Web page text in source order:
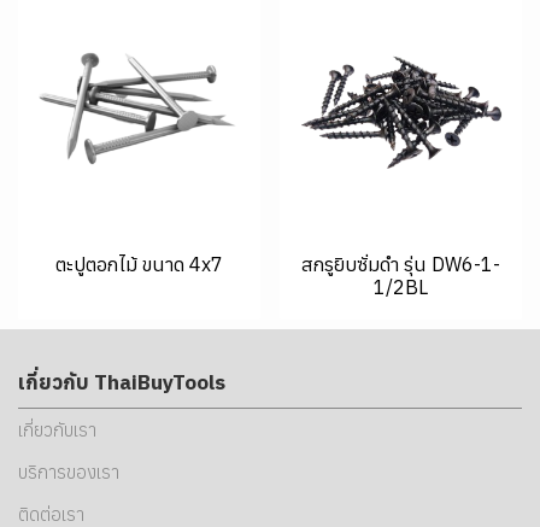
ตะปูตอกไม้ ขนาด 4x7
สกรูยิบซั่มดำ รุ่น DW6-1-
1/2BL
เกี่ยวกับ ThaiBuyTools
เกี่ยวกับเรา
บริการของเรา
ติดต่อเรา